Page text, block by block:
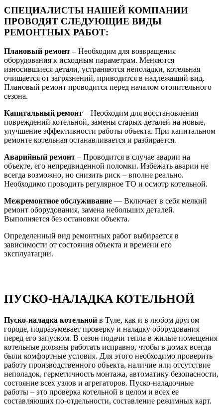
СПЕЦИАЛИСТЫ НАШЕЙ КОМПАНИИ
ПРОВОДЯТ СЛЕДУЮЩИЕ ВИДЫ
РЕМОНТНЫХ РАБОТ:
Плановый ремонт – Необходим для возвращения
оборудования к исходным параметрам. Меняются
износившиеся детали, устраняются неполадки, котельная
очищается от загрязнений, приводится в надлежащий вид.
Плановый ремонт проводится перед началом отопительного
сезона.
Капитальный ремонт – Необходим для восстановления
повреждений котельной, замены старых деталей на новые,
улучшение эффективности работы объекта. При капитальном
ремонте котельная останавливается и разбирается.
Аварийный ремонт – Проводится в случае аварии на
объекте, его непредвиденной поломки. Избежать аварии не
всегда возможно, но снизить риск – вполне реально.
Необходимо проводить регулярное ТО и осмотр котельной.
Межремонтное обслуживание — Включает в себя мелкий
ремонт оборудования, замена небольших деталей.
Выполняется без остановки объекта.
Определенный вид ремонтных работ выбирается в
зависимости от состояния объекта и времени его
эксплуатации.
ПУСКО-НАЛАДКА КОТЕЛЬНОЙ
Пуско-наладка котельной в Туле, как и в любом другом
городе, подразумевает проверку и наладку оборудования
перед его запуском. В сезон подачи тепла в жилые помещения
котельные должны работать исправно, чтобы в домах всегда
были комфортные условия. Для этого необходимо проверить
работу производственного объекта, наличие или отсутствие
неполадок, герметичность монтажа, автоматику безопасности,
состояние всех узлов и агрегаторов. Пуско-наладочные
работы – это проверка котельной в целом и всех ее
составляющих по-отдельности, составление режимных карт.